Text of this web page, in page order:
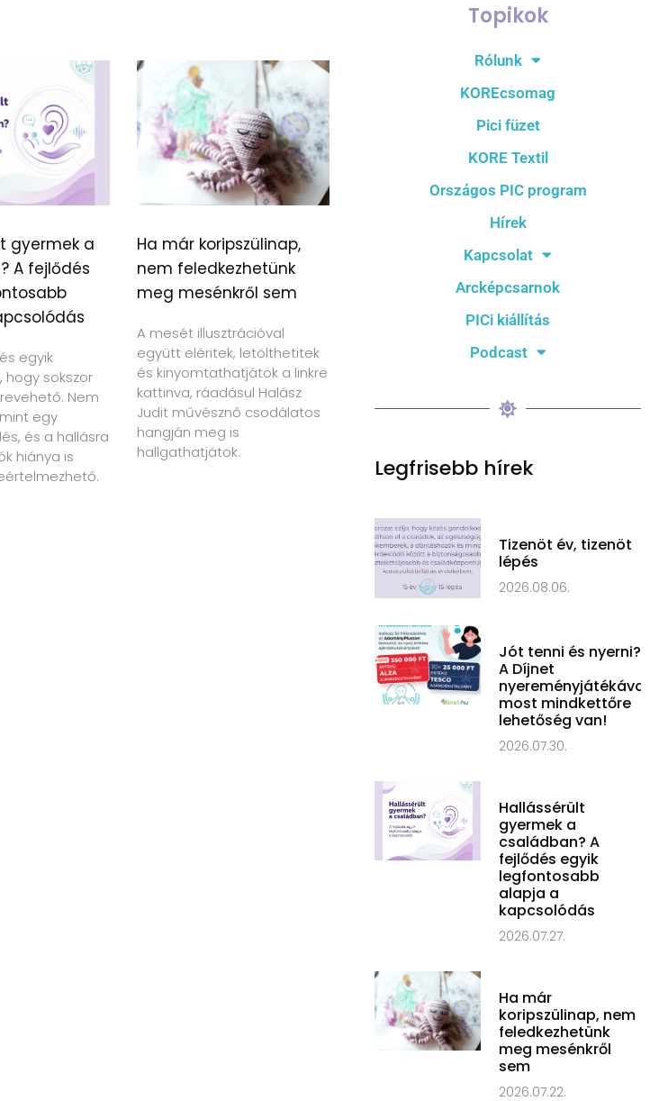
gyermek a
A fejlődés
egyik
sokszor
Nem
egy
és a hallásra
hiánya is
Ha már koripszülinap,
nem feledkezhetünk
meg mesénkről sem
A mesét illusztrációval
együtt eléritek, letölthetitek
és kinyomtathatjátok a linkre
kattinva, ráadásul Halász
Judit művésznő csodálatos
hangján meg is
hallgathatjátok.
Topikok
Rólunk
KOREcsomag
Pici füzet
KORE Textil
Országos PIC program
Hírek
Kapcsolat
Arcképcsarnok
PICi kiállítás
Podcast
Legfrisebb hírek
Tizenöt év, tizenöt
lépés
2026.08.06.
Jót tenni és nyerni?
A Díjnet
nyereményjátékával
most mindkettőre
lehetőség van!
2026.07.30.
Hallássérült
gyermek a
családban? A
fejlődés egyik
legfontosabb
alapja a
kapcsolódás
2026.07.27.
Ha már
koripszülinap, nem
feledkezhetünk
meg mesénkről
sem
2026.07.22.